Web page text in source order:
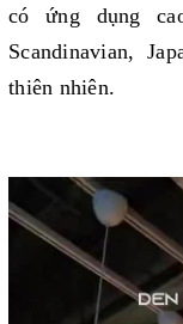
có ứng dụng
Scandinavian,
thiên nhiên.